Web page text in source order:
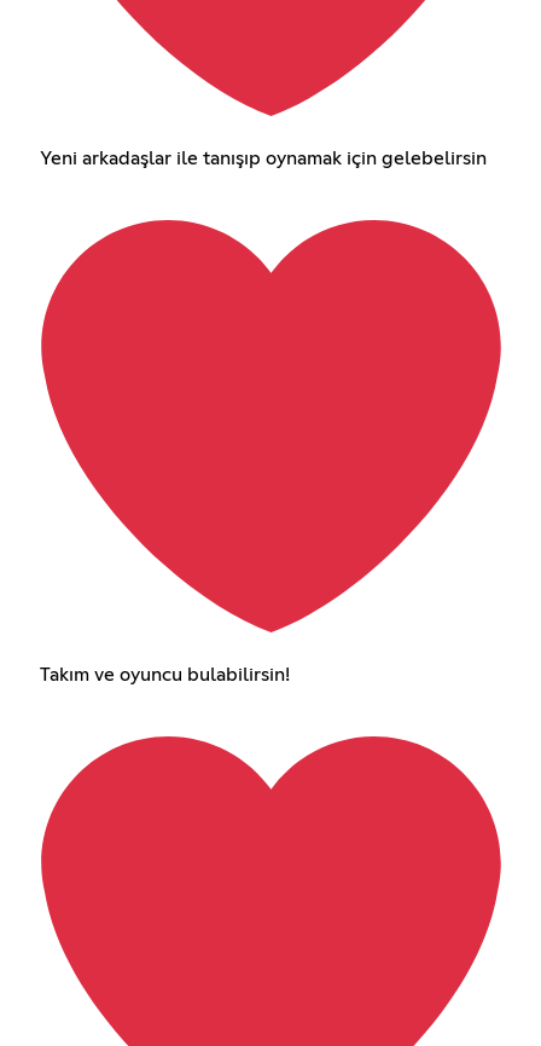
Yeni arkadaşlar ile tanışıp oynamak için gelebelirsin
Takım ve oyuncu bulabilirsin!